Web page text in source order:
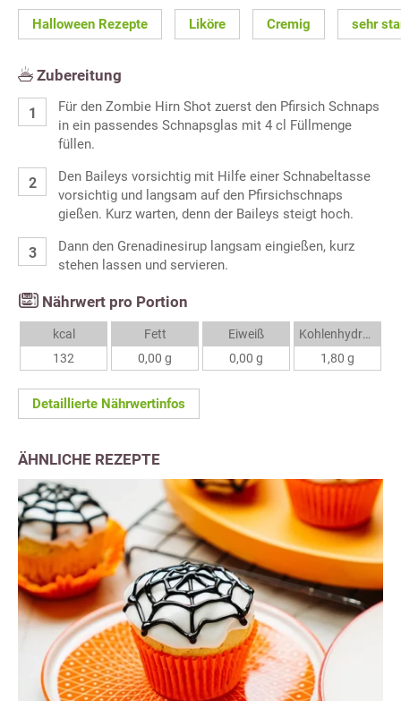
Halloween Rezepte Liköre Cremig sehr
Zubereitung
Für den Zombie Hirn Shot zuerst den Pfirsich Schnaps
in ein passendes Schnapsglas mit 4 cl Füllmenge
füllen.
Den Baileys vorsichtig mit Hilfe einer Schnabeltasse
vorsichtig und langsam auf den Pfirsichschnaps
gießen. Kurz warten, denn der Baileys steigt hoch.
Dann den Grenadinesirup langsam eingießen, kurz
stehen lassen und servieren.
Nährwert pro Portion
kcal
132
Fett
0,00 g
Eiweiß
0,00 g
Kohlenhydrate
1,80 g
Detaillierte Nährwertinfos
ÄHNLICHE REZEPTE